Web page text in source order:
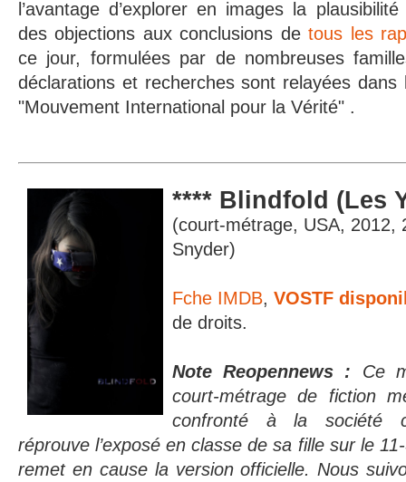
l’avantage d’explorer en images la
des objections aux conclusions detous les
ce jour, formulées par de nombreuses
déclarations et recherches sont relayées
"Mouvement International pour la Vérité" .
**** Blindfold (Les
(court-métrage, USA, 2012,
Snyder)
Fche IMDB, VOSTF
de droits.
Note Reopennews : Ce
court-métrage de fiction
confronté à la société
réprouve l’exposé en classe de sa fille sur le
remet en cause la version officielle. Nous